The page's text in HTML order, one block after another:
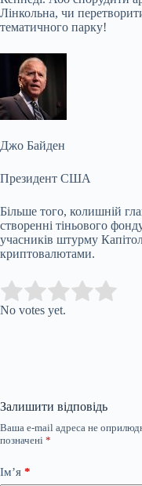
Лінкольна, чи
тематичного парку!
Джо Байден
Президент США
Більше того, колишній
створенні тіньового
учасників штурму
криптовалютами.
Rate this item:
No votes yet.
Залишити відповідь
Ваша e-mail адреса не
позначені *
Ім’я *